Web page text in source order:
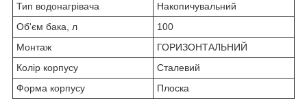
Тип водонагрівача
Накопичувальний
Об'єм бака, л
100
Монтаж
ГОРИЗОНТАЛЬНИЙ
Колір корпусу
Сталевий
Форма корпусу
Плоска